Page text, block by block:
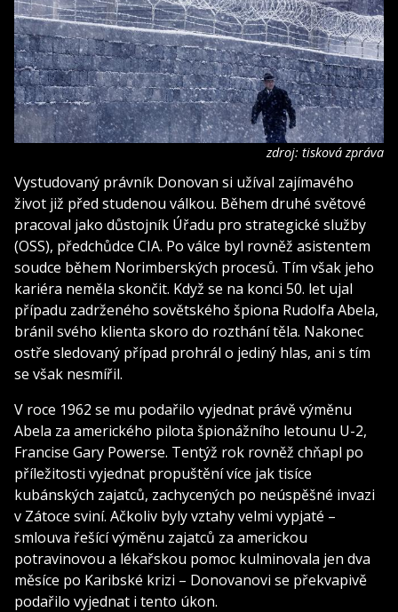
zdroj: tisková zpráva
Vystudovaný právník Donovan si užíval zajímavého
život již před studenou válkou. Během druhé světové
pracoval jako důstojník Úřadu pro strategické služby
(OSS), předchůdce CIA. Po válce byl rovněž asistentem
soudce během Norimberských procesů. Tím však jeho
kariéra neměla skončit. Když se na konci 50. let ujal
případu zadrženého sovětského špiona Rudolfa Abela,
bránil svého klienta skoro do rozthání těla. Nakonec
ostře sledovaný případ prohrál o jediný hlas, ani s tím
se však nesmířil.
V roce 1962 se mu podařilo vyjednat právě výměnu
Abela za amerického pilota špionážního letounu U-2,
Francise Gary Powerse. Tentýž rok rovněž chňapl po
příležitosti vyjednat propuštění více jak tisíce
kubánských zajatců, zachycených po neúspěšné invazi
v Zátoce sviní. Ačkoliv byly vztahy velmi vypjaté –
smlouva řešící výměnu zajatců za americkou
potravinovou a lékařskou pomoc kulminovala jen dva
měsíce po Karibské krizi – Donovanovi se překvapivě
podařilo vyjednat i tento úkon.